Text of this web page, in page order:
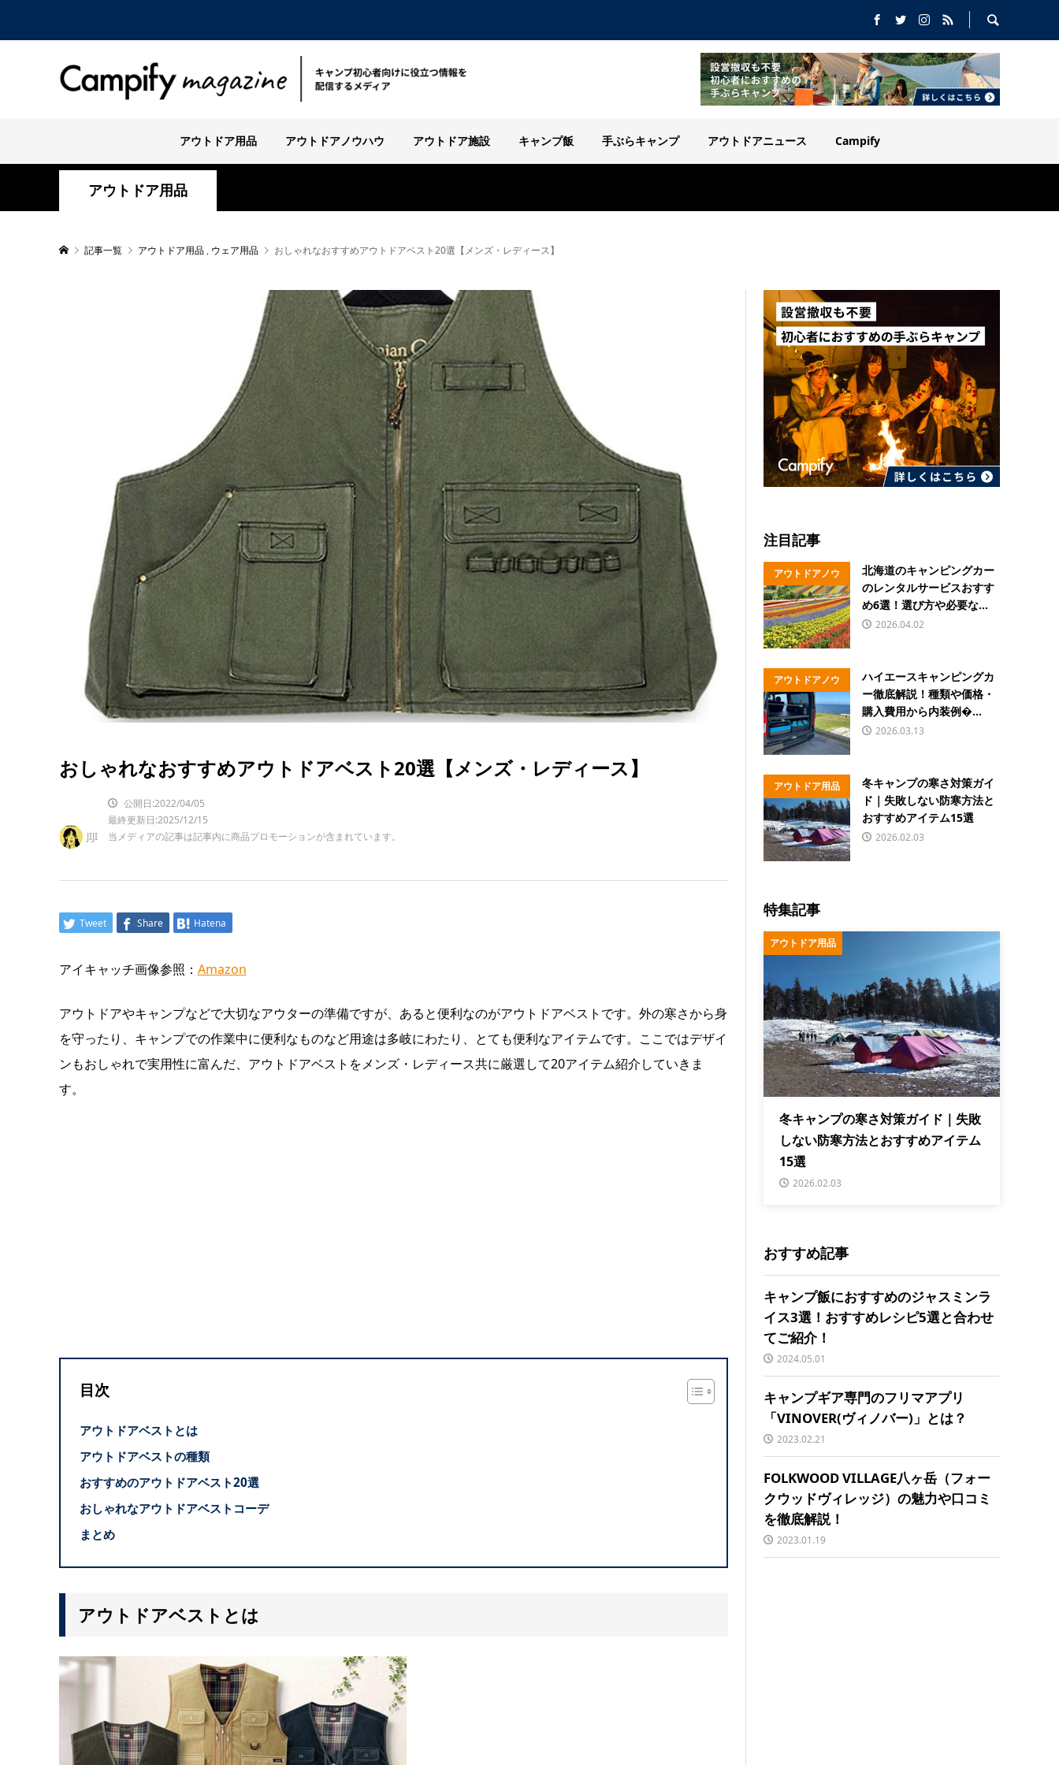
アウトドア用品 アウトドアノウハウ アウトドア施設 キャンプ飯 手ぶらキャンプ アウトドアニュース Campify
アウトドア用品
記事一覧 アウトドア用品 , ウェア用品 おしゃれなおすすめアウトドアベスト20選【メンズ・レディース】
おしゃれなおすすめアウトドアベスト20選【メンズ・レディース】
JIJI
公開日:2022/04/05
最終更新日:2025/12/15
当メディアの記事は記事内に商品プロモーションが含まれています。
Tweet Share Hatena
アイキャッチ画像参照： Amazon
アウトドアやキャンプなどで大切なアウターの準備ですが、あると便利なのがアウトドアベストです。外の寒さから身
を守ったり、キャンプでの作業中に便利なものなど用途は多岐にわたり、とても便利なアイテムです。ここではデザイ
ンもおしゃれで実用性に富んだ、アウトドアベストをメンズ・レディース共に厳選して20アイテム紹介していきま
す。
目次
アウトドアベストとは
アウトドアベストの種類
おすすめのアウトドアベスト20選
おしゃれなアウトドアベストコーデ
まとめ
アウトドアベストとは
注目記事
アウトドアノウ
ハウ
北海道のキャンピングカー
のレンタルサービスおすす
め6選！選び方や必要な...
2026.04.02
アウトドアノウ
ハウ
ハイエースキャンピングカ
ー徹底解説！種類や価格・
購入費用から内装例�...
2026.03.13
アウトドア用品
冬キャンプの寒さ対策ガイ
ド｜失敗しない防寒方法と
おすすめアイテム15選
2026.02.03
特集記事
アウトドア用品
冬キャンプの寒さ対策ガイド｜失敗
しない防寒方法とおすすめアイテム
15選
2026.02.03
おすすめ記事
キャンプ飯におすすめのジャスミンラ
イス3選！おすすめレシピ5選と合わせ
てご紹介！
2024.05.01
キャンプギア専門のフリマアプリ
「VINOVER(ヴィノバー)」とは？
2023.02.21
FOLKWOOD VILLAGE八ヶ岳（フォー
クウッドヴィレッジ）の魅力や口コミ
を徹底解説！
2023.01.19